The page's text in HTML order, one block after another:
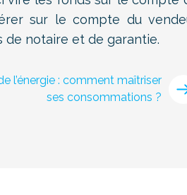
sur le compte du
de notaire et de garantie.
l’énergie : comment maîtriser
ses consommations ?